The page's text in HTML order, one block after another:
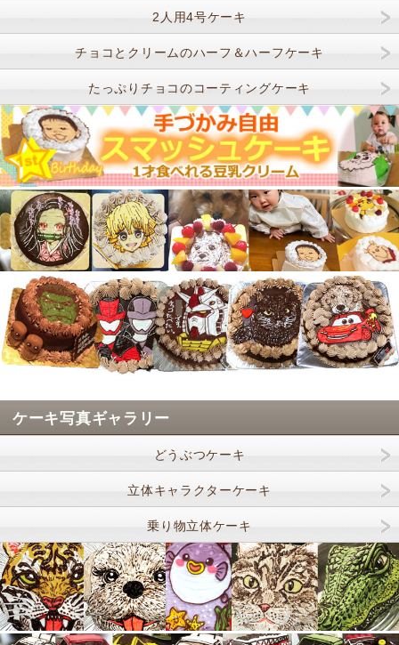
2人用4号ケーキ
チョコとクリームのハーフ＆ハーフケーキ
たっぷりチョコのコーティングケーキ
ケーキ写真ギャラリー
どうぶつケーキ
立体キャラクターケーキ
乗り物立体ケーキ